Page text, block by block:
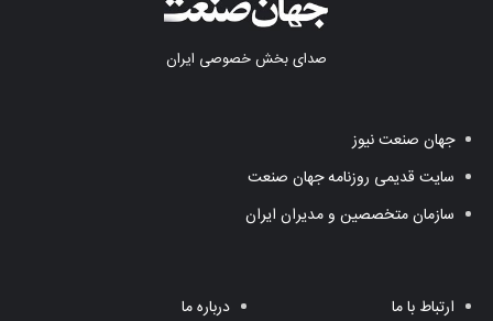
صدای بخش خصوصی ایران
جهان صنعت نیوز
سایت قدیمی روزنامه جهان صنعت
سازمان متخصصین و مدیران ایران
ارتباط با ما درباره ما